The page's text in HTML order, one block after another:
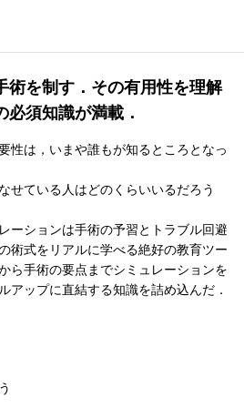
術を制す．その有用性を理解
必須知識が満載．
性は，いまや誰もが知るところとなっ
せている人はどのくらいいるだろう
ーションは手術の予習とトラブル回避
術式をリアルに学べる絶好の教育ツー
ら手術の要点までシミュレーションを
アップに直結する知識を詰め込んだ．